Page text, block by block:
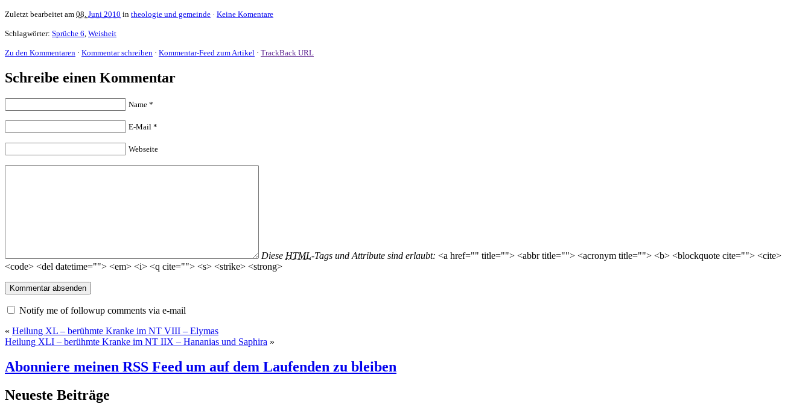
Zuletzt bearbeitet am 08. Juni 2010 in theologie und gemeinde · Keine Komentare
Schlagwörter: Sprüche 6 Weisheit
Zu den Kommentaren · Kommentar schreiben · Kommentar-Feed zum Artikel · TrackBack URL
Schreibe einen Kommentar
Name *
E-Mail *
Webseite
Diese HTML-Tags und Attribute sind erlaubt: <a href="" title=""> <abbr title=""> <acronym title=""> <b> <blockquote cite=""> <cite>
<code> <del datetime=""> <em> <i> <q cite=""> <s> <strike> <strong>
Notify me of followup comments via e-mail
« Heilung XL – berühmte Kranke im NT VIII – Elymas
Heilung XLI – berühmte Kranke im NT IIX – Hananias und Saphira »
Abonniere meinen RSS Feed um auf dem Laufenden zu bleiben
Neueste Beiträge